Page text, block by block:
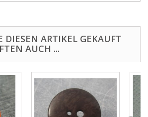
DIESEN ARTIKEL GEKAUFT
AUCH ...